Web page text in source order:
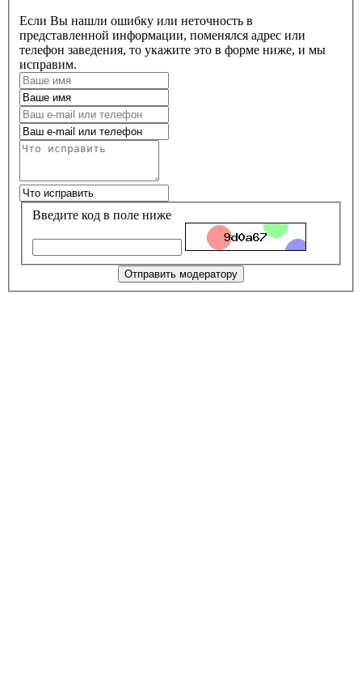
Если Вы нашли ошибку или неточность в
представленной информации, поменялся адрес или
телефон заведения, то укажите это в форме ниже, и мы
исправим.
Введите код в поле ниже
Отправить модератору